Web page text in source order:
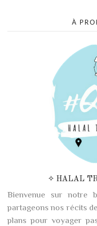
À
✧ HALAL
Bienvenue sur notre
partageons nos récits
plans pour voyager